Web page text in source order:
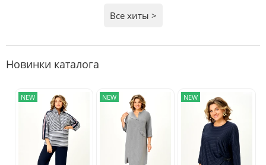
Все хиты >
Новинки каталога
NEW NEW NEW